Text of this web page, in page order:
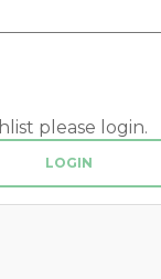
please login.
LOGIN